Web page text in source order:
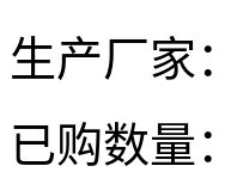
生产厂家
已购数量：